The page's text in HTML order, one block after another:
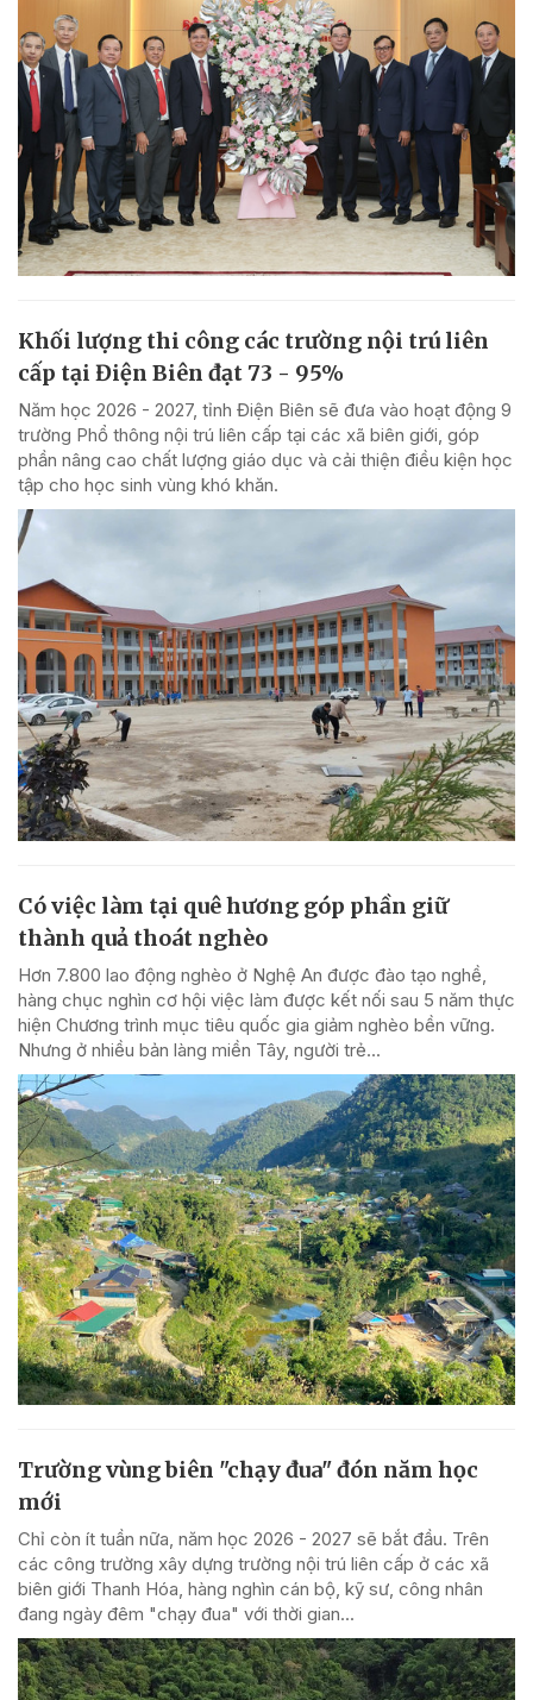
Khối lượng thi công các trường nội trú liên
cấp tại Điện Biên đạt 73 - 95%
Năm học 2026 - 2027, tỉnh Điện Biên sẽ đưa vào hoạt động 9
trường Phổ thông nội trú liên cấp tại các xã biên giới, góp
phần nâng cao chất lượng giáo dục và cải thiện điều kiện học
tập cho học sinh vùng khó khăn.
Có việc làm tại quê hương góp phần giữ
thành quả thoát nghèo
Hơn 7.800 lao động nghèo ở Nghệ An được đào tạo nghề,
hàng chục nghìn cơ hội việc làm được kết nối sau 5 năm thực
hiện Chương trình mục tiêu quốc gia giảm nghèo bền vững.
Nhưng ở nhiều bản làng miền Tây, người trẻ...
Trường vùng biên "chạy đua" đón năm học
mới
Chỉ còn ít tuần nữa, năm học 2026 - 2027 sẽ bắt đầu. Trên
các công trường xây dựng trường nội trú liên cấp ở các xã
biên giới Thanh Hóa, hàng nghìn cán bộ, kỹ sư, công nhân
đang ngày đêm "chạy đua" với thời gian...